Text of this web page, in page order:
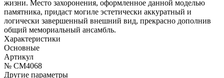
жизни. Место захоронения, оформленное данной моделью
памятника, придаст могиле эстетически аккуратный и
логически завершенный внешний вид, прекрасно дополнив
общий мемориальный ансамбль.
Характеристики
Основные
Артикул
№ CM4068
Другие параметры